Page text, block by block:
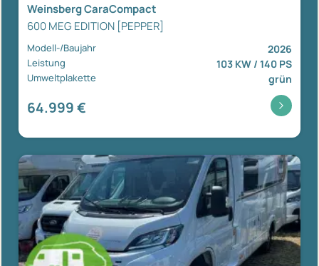
Weinsberg CaraCompact
600 MEG EDITION [PEPPER]
Modell-/Baujahr 2026
Leistung 103 KW / 140 PS
Umweltplakette grün
64.999 €